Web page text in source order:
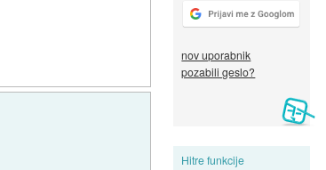
nov uporabnik
pozabili geslo?
Hitre funkcije